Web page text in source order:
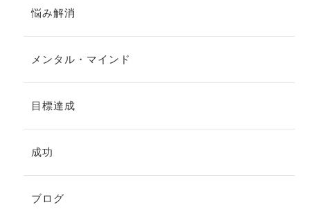
悩み解消
メンタル・マインド
目標達成
成功
ブログ